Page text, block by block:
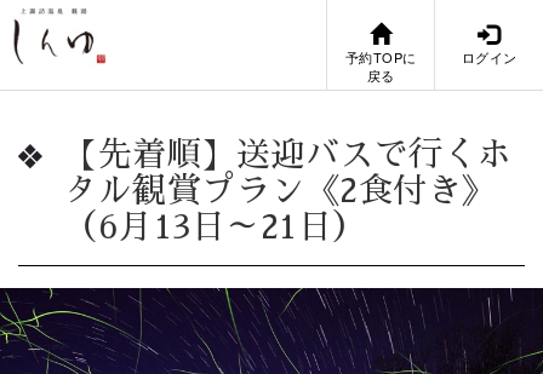
予約TOPに
戻る
ログイン
【先着順】送迎バスで行くホ
タル観賞プラン《2食付き》
（6月13日～21日）